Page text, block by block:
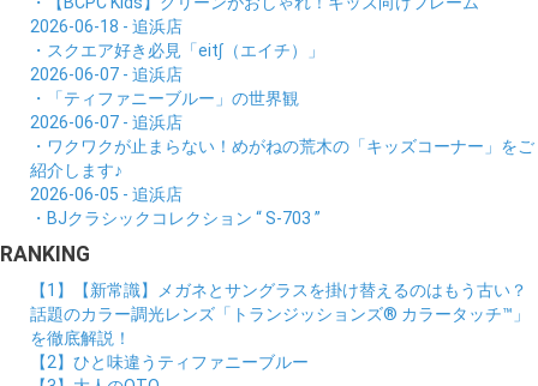
2026-06-18 - 追浜店
・スクエア好き必見「eit∫（エイチ）」
2026-06-07 - 追浜店
・「ティファニーブルー」の世界観
2026-06-07 - 追浜店
・ワクワクが止まらない！めがねの荒木の「キッズコーナー」をご
紹介します♪
2026-06-05 - 追浜店
・BJクラシックコレクション “ S-703 ”
RANKING
【1】【新常識】メガネとサングラスを掛け替えるのはもう古い？
話題のカラー調光レンズ「トランジッションズ® カラータッチ™」
を徹底解説！
【2】ひと味違うティファニーブルー